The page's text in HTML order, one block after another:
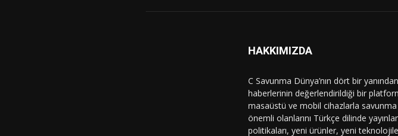
HAKKIMIZDA
C Savunma Dünya’nın dört bir
haberlerinin değerlendirildiği bir
masaüstü ve mobil cihazlarla
önemli olanlarını Türkçe dilinde
politikaları, yeni ürünler, yeni